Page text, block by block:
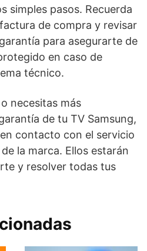
simples pasos. Recuerda
de compra y revisar
para asegurarte de
en caso de
técnico.
necesitas más
de tu TV Samsung,
contacto con el servicio
la marca. Ellos estarán
y resolver todas tus